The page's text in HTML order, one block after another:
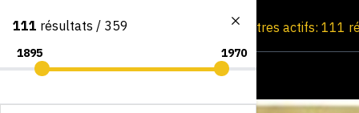
Consultation par image Filtres actifs: 111
111 résultats / 359